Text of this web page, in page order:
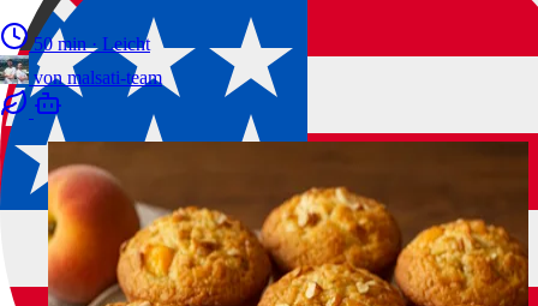
50 min · Leicht
von malsati-team